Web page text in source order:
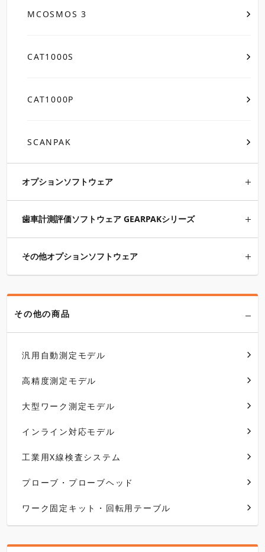
MCOSMOS 3
CAT1000S
CAT1000P
SCANPAK
オプションソフトウェア
歯車計測評価ソフトウェア GEARPAKシリーズ
その他オプションソフトウェア
その他の商品
汎用自動測定モデル
高精度測定モデル
大型ワーク測定モデル
インライン対応モデル
工業用X線検査システム
プローブ・プローブヘッド
ワーク固定キット・回転用テーブル